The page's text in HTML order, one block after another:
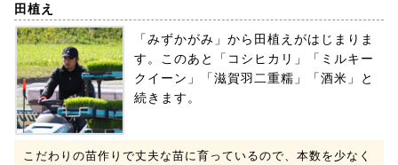
田植え
「みずかがみ」から田植えがはじまりま
す。このあと「コシヒカリ」「ミルキー
クイーン」「滋賀羽二重糯」「酒米」と
続きます。
こだわりの苗作りで丈夫な苗に育っているので、本数を少なく